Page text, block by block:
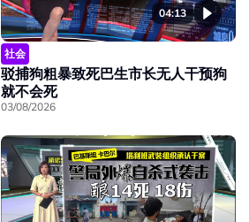
04:13
社会
驳捕狗粗暴致死巴生市长无人干预狗
就不会死
03/08/2026